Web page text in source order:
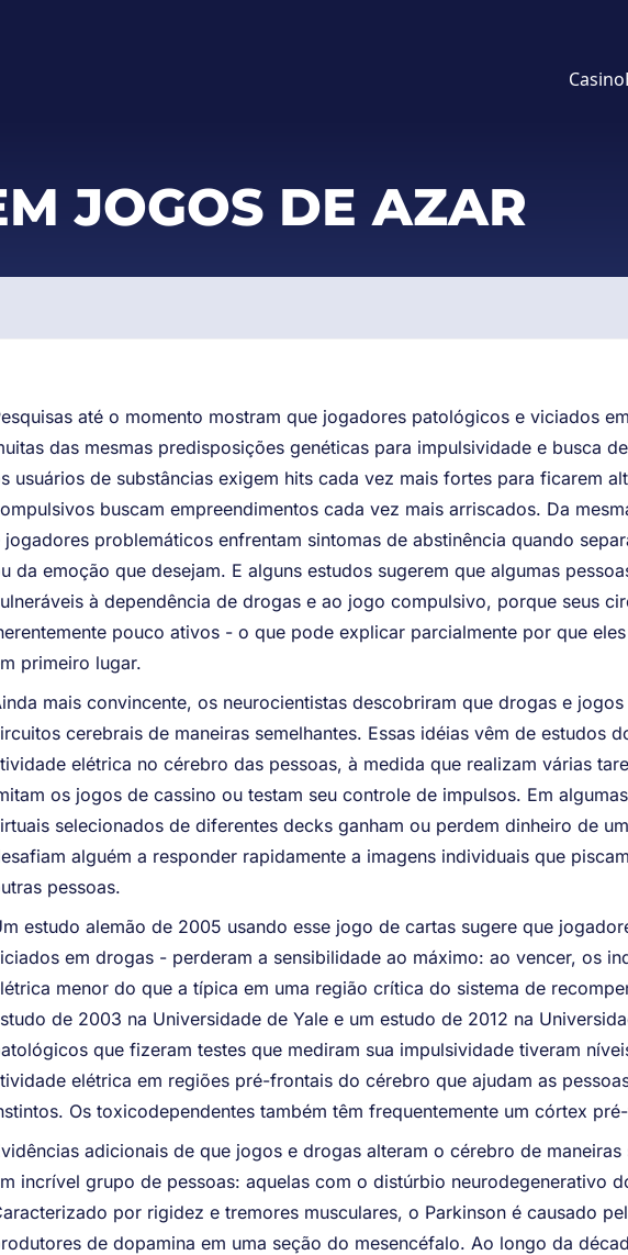
Casino
JOGOS DE AZAR
até o momento mostram que jogadores patológicos e viciados
das mesmas predisposições genéticas para impulsividade e busca
usuários de substâncias exigem hits cada vez mais fortes para ficarem
buscam empreendimentos cada vez mais arriscados. Da
jogadores problemáticos enfrentam sintomas de abstinência quando
da emoção que desejam. E alguns estudos sugerem que algumas
à dependência de drogas e ao jogo compulsivo, porque seus
pouco ativos - o que pode explicar parcialmente por que
primeiro lugar.
mais convincente, os neurocientistas descobriram que drogas e
cerebrais de maneiras semelhantes. Essas idéias vêm de estudos
elétrica no cérebro das pessoas, à medida que realizam várias
os jogos de cassino ou testam seu controle de impulsos. Em
selecionados de diferentes decks ganham ou perdem dinheiro de
alguém a responder rapidamente a imagens individuais que
pessoas.
estudo alemão de 2005 usando esse jogo de cartas sugere que
em drogas - perderam a sensibilidade ao máximo: ao vencer, os
menor do que a típica em uma região crítica do sistema de
de 2003 na Universidade de Yale e um estudo de 2012 na
que fizeram testes que mediram sua impulsividade tiveram
elétrica em regiões pré-frontais do cérebro que ajudam as
Os toxicodependentes também têm frequentemente um córtex
adicionais de que jogos e drogas alteram o cérebro de maneiras
incrível grupo de pessoas: aquelas com o distúrbio neurodegenerativo
por rigidez e tremores musculares, o Parkinson é causado
de dopamina em uma seção do mesencéfalo. Ao longo da